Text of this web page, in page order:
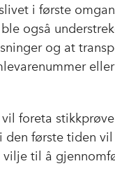
i første
også
og at
foreta
første tiden
vilje til å